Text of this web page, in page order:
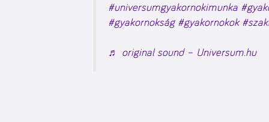
#universumgyakornokimunka
#gyakornokság #gyakornokok
♬ original sound – Universum.hu